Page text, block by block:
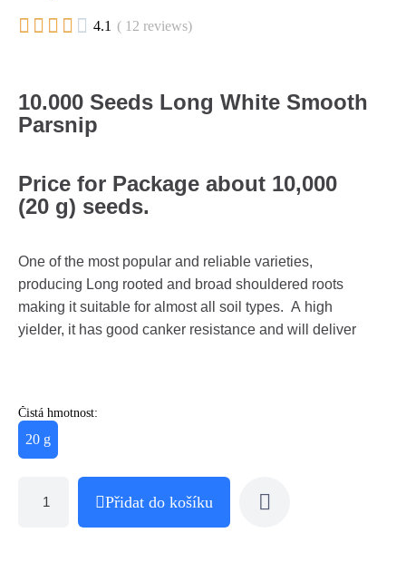
     4.1 ( 12 reviews)
10.000 Seeds Long White Smooth
Parsnip
Price for Package about 10,000
(20 g) seeds.
One of the most popular and reliable varieties,
producing Long rooted and broad shouldered roots
making it suitable for almost all soil types. A high
yielder, it has good canker resistance and will deliver
Čistá hmotnost:
20 g
Přidat do košíku